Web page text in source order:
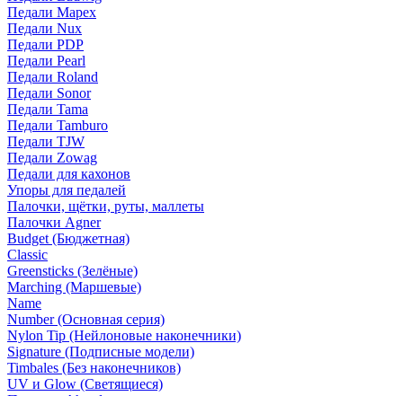
Педали Mapex
Педали Nux
Педали PDP
Педали Pearl
Педали Roland
Педали Sonor
Педали Tama
Педали Tamburo
Педали TJW
Педали Zowag
Педали для кахонов
Упоры для педалей
Палочки, щётки, руты, маллеты
Палочки Agner
Budget (Бюджетная)
Classic
Greensticks (Зелёные)
Marching (Маршевые)
Name
Number (Основная серия)
Nylon Tip (Нейлоновые наконечники)
Signature (Подписные модели)
Timbales (Без наконечников)
UV и Glow (Светящиеся)